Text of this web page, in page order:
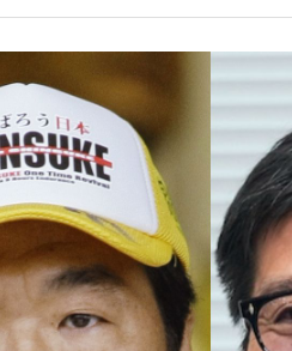
本代表“敗戦”の真実 選手が明かす...
て